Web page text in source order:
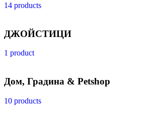
14 products
ДЖОЙСТИЦИ
1 product
Дом, Градина & Petshop
10 products